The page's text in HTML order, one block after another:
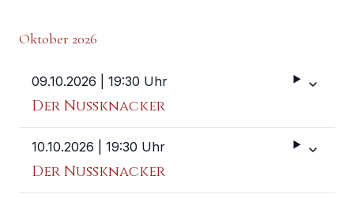
Oktober 2026
09.10.2026 | 19:30 Uhr
Der Nussknacker
Weitere
10.10.2026 | 19:30 Uhr
Der Nussknacker
Weitere